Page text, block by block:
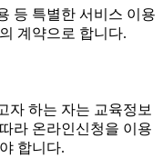
등 특별한 서비스 이용
계약으로 합니다.
하는 자는 교육정보
라 온라인신청을 이용
합니다.